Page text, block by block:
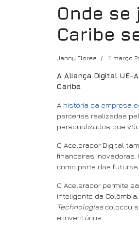
Onde
Caribe
Jenny Flores 11 março
A Aliança Digital UE-
Caribe.
A história da empresa
parcerias realizadas
personalizados que
O Acelerador Digital
financeiras inovadoras.
como parte das
O Acelerador permite
inteligente da
Technologiescolocou
e inventários.